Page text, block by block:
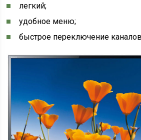
легкий;
удобное меню;
быстрое переключение